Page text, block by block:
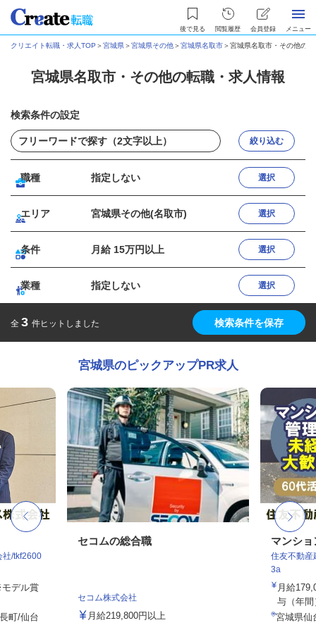
後で見る 閲覧履歴 会員登録 メニュー
クリエイト転職・求人TOP ＞宮城県＞宮城県その他＞宮城県名取市＞宮城県名取市・その他の
宮城県名取市・その他の転職・求人情報
検索条件の設定
絞り込む
職種 指定しない 選択
エリア 宮城県その他(名取市) 選択
条件 月給 15万円以上 選択
業種 指定しない 選択
全 3 件ヒットしました 検索条件を保存
宮城県のピックアップPR求人
社/tkf2600
デル賞
町/仙台
セコムの総合職
セコム株式会社
月給219,800円以上
マンシ
住友不動産
3a
月給
与（年
宮城県仙